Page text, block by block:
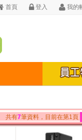
首頁 登入 我的
共有7筆資料，目前在第1頁